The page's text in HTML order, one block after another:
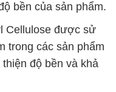
bền của sản phẩm.
Cellulose được sử
trong các sản phẩm
độ bền và khả